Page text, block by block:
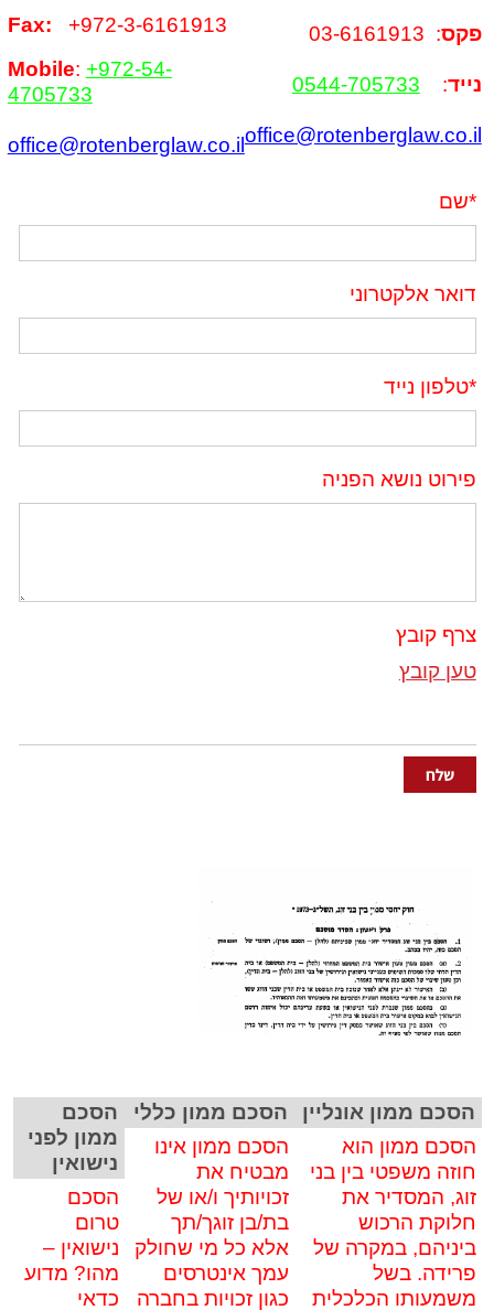
פקס: 03-6161913
נייד:
0544-705733
office@rotenberglaw.co.il
Fax: +972-3-6161913
Mobile: +972-54-
4705733
office@rotenberglaw.co.il
*שם
דואר אלקטרוני
*טלפון נייד
פירוט נושא הפניה
צרף קובץ
טען קובץ
הסכם ממון אונליין
הסכם ממון הוא
חוזה משפטי בין בני
זוג, המסדיר את
חלוקת הרכוש
ביניהם, במקרה של
פרידה. בשל
משמעותו הכלכלית
הסכם ממון כללי
הסכם ממון אינו
מבטיח את
זכויותיך ו/או של
בת/בן זוגך/תך
אלא כל מי שחולק
עמך אינטרסים
כגון זכויות בחברה
הסכם
ממון לפני
נישואין
הסכם
טרום
נישואין –
מהו? מדוע
כדאי